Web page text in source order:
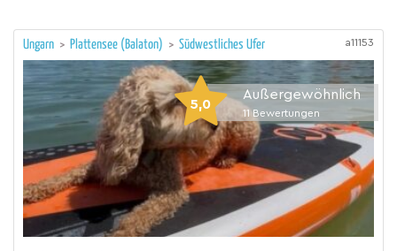
Ungarn > Plattensee (Balaton) > Südwestliches Ufer a11153
5,0
Außergewöhnlich
11 Bewertungen